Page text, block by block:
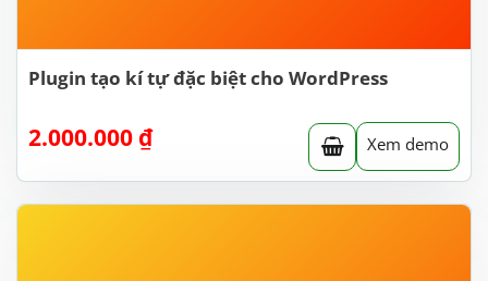
Plugin tạo kí tự đặc biệt cho WordPress
2.000.000 ₫ Xem demo